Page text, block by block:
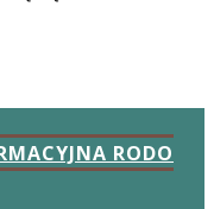
RODO